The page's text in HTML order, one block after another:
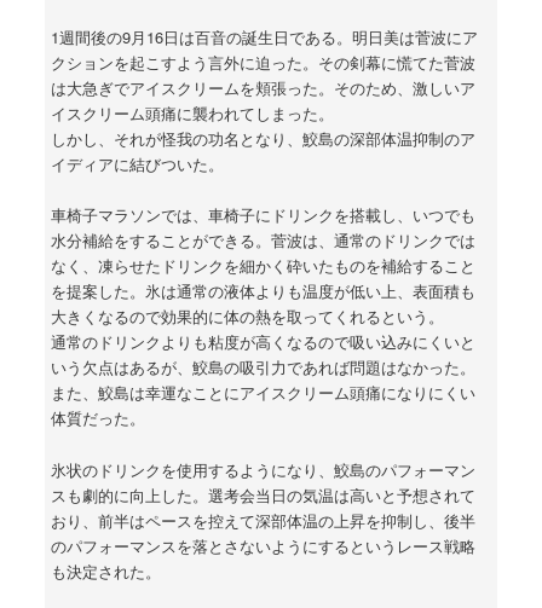
1週間後の9月16日は百音の誕生日である。明日美は菅波にア
クションを起こすよう言外に迫った。その剣幕に慌てた菅波
は大急ぎでアイスクリームを頬張った。そのため、激しいア
イスクリーム頭痛に襲われてしまった。
しかし、それが怪我の功名となり、鮫島の深部体温抑制のア
イディアに結びついた。
車椅子マラソンでは、車椅子にドリンクを搭載し、いつでも
水分補給をすることができる。菅波は、通常のドリンクでは
なく、凍らせたドリンクを細かく砕いたものを補給すること
を提案した。氷は通常の液体よりも温度が低い上、表面積も
大きくなるので効果的に体の熱を取ってくれるという。
通常のドリンクよりも粘度が高くなるので吸い込みにくいと
いう欠点はあるが、鮫島の吸引力であれば問題はなかった。
また、鮫島は幸運なことにアイスクリーム頭痛になりにくい
体質だった。
氷状のドリンクを使用するようになり、鮫島のパフォーマン
スも劇的に向上した。選考会当日の気温は高いと予想されて
おり、前半はペースを控えて深部体温の上昇を抑制し、後半
のパフォーマンスを落とさないようにするというレース戦略
も決定された。